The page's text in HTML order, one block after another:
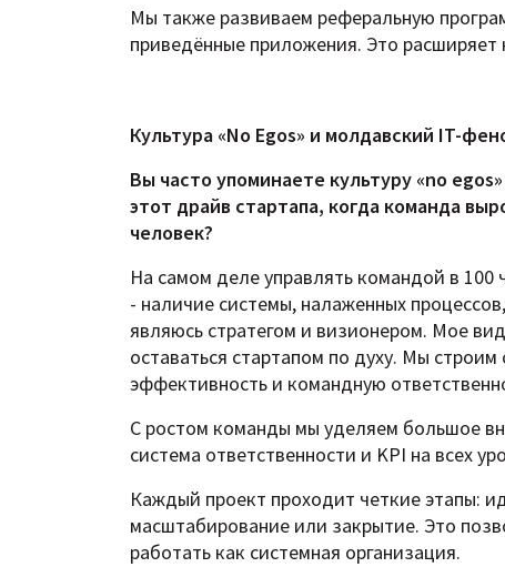
Мы также развиваем реферальную
приведённые приложения. Это расширяет
Культура «No Egos» и молдавский IT-
Вы часто упоминаете культуру «no
этот драйв стартапа, когда команда
человек?
На самом деле управлять командой в 100
- наличие системы, налаженных
являюсь стратегом и визионером. Мое
оставаться стартапом по духу. Мы
эффективность и командную
С ростом команды мы уделяем большое
система ответственности и KPI на всех
Каждый проект проходит четкие этапы:
масштабирование или закрытие. Это
работать как системная организация.